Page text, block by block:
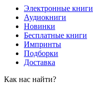
Электронные книги
Аудиокниги
Новинки
Бесплатные книги
Импринты
Подборки
Доставка
Как нас найти?